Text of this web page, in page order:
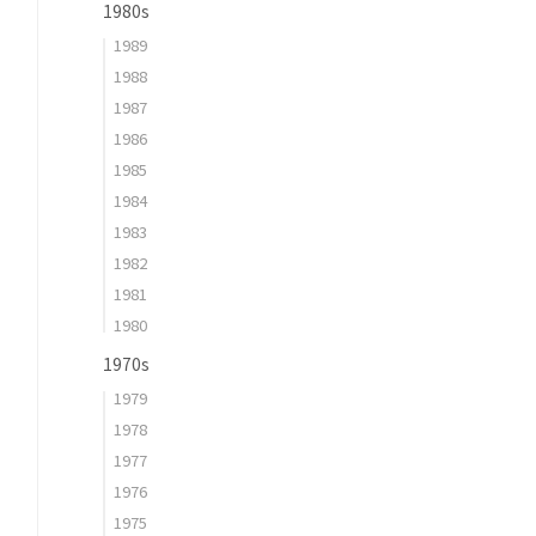
1980s
1989
1988
1987
1986
1985
1984
1983
1982
1981
1980
1970s
1979
1978
1977
1976
1975